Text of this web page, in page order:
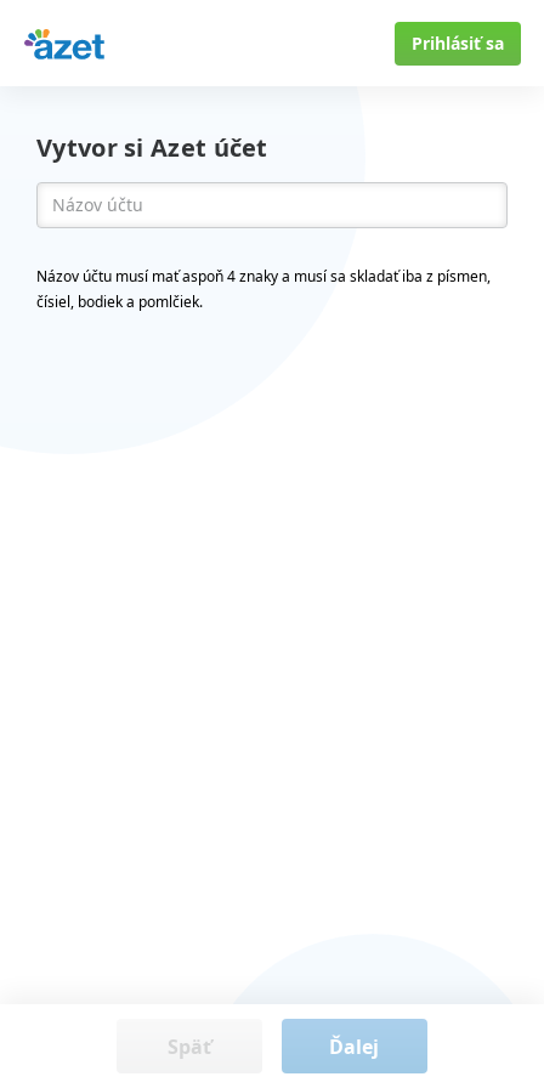
Prihlásiť sa
Vytvor si Azet účet
Názov účtu musí mať aspoň 4 znaky a musí sa skladať iba z písmen,
čísiel, bodiek a pomlčiek.